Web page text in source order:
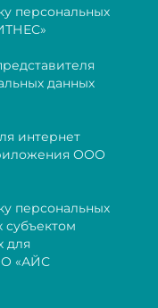
персональных
данных
интернет
ООО
персональных
для
«АЙС